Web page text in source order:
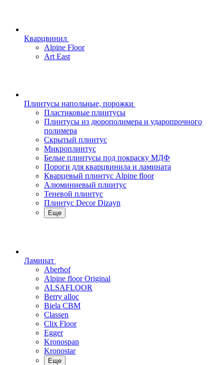
Кварцвинил
Alpine Floor
Art East
Плинтусы напольные, порожки
Пластиковые плинтусы
Плинтусы из дюрополимера и ударопрочного
полимера
Скрытый плинтус
Микроплинтус
Белые плинтусы под покраску МДФ
Пороги для кварцвинила и ламината
Кварцевый плинтус Alpine floor
Алюминиевый плинтус
Теневой плинтус
Плинтус Decor Dizayn
Еще
Ламинат
Aberhof
Alpine floor Original
ALSAFLOOR
Berry alloc
Biela CBM
Classen
Clix Floor
Egger
Kronospan
Kronostar
Еще